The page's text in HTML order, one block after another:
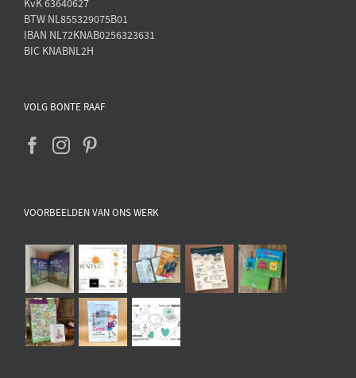
KvK 63640627
BTW NL855329075B01
IBAN NL72KNAB0256323631
BIC KNABNL2H
VOLG BONTE RAAF
VOORBEELDEN VAN ONS WERK